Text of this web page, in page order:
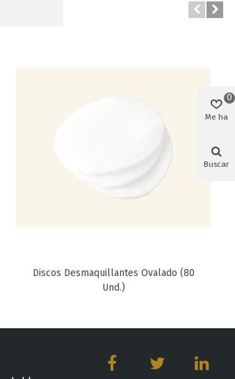
Favorito
Discos Desmaquillantes Ovalado (80
Und.)
Me ha
0
Buscar